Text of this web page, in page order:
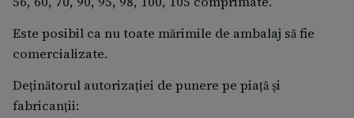
Este posibil ca nu toate mărimile de ambalaj să fie
comercializate.
Deținătorul autorizației de punere pe piață și
fabricanții: